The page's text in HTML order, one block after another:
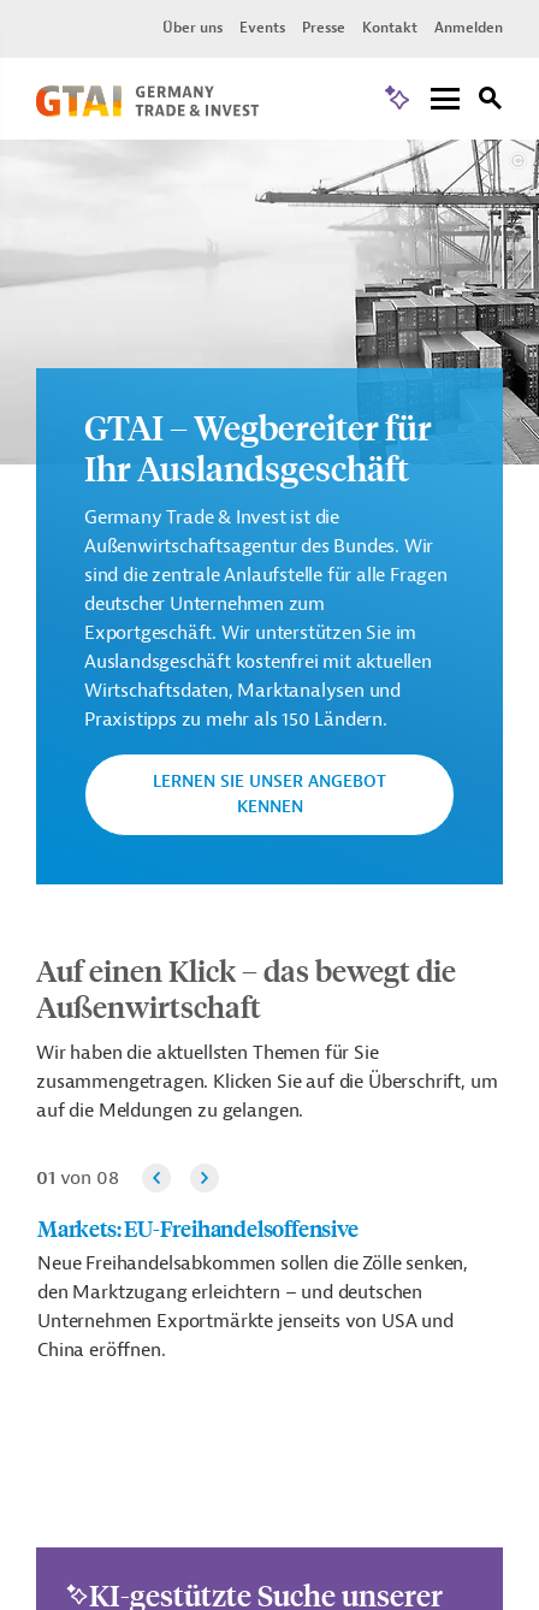
Über uns Events Presse Kontakt Anmelden
GTAI – Wegbereiter für
Ihr Auslandsgeschäft
Germany Trade & Invest ist die
Außenwirtschaftsagentur des Bundes. Wir
sind die zentrale Anlaufstelle für alle Fragen
deutscher Unternehmen zum
Exportgeschäft. Wir unterstützen Sie im
Auslandsgeschäft kostenfrei mit aktuellen
Wirtschaftsdaten, Marktanalysen und
Praxistipps zu mehr als 150 Ländern.
LERNEN SIE UNSER ANGEBOT
KENNEN
Auf einen Klick – das bewegt die
Außenwirtschaft
Wir haben die aktuellsten Themen für Sie
zusammengetragen. Klicken Sie auf die Überschrift, um
auf die Meldungen zu gelangen.
01 von 08
Markets: EU-Freihandelsoffensive
Neue Freihandelsabkommen sollen die Zölle senken,
den Marktzugang erleichtern – und deutschen
Unternehmen Exportmärkte jenseits von USA und
China eröffnen.
KI-gestützte Suche unserer